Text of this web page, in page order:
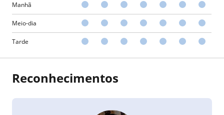
Manhã
Meio-dia
Tarde
Reconhecimentos